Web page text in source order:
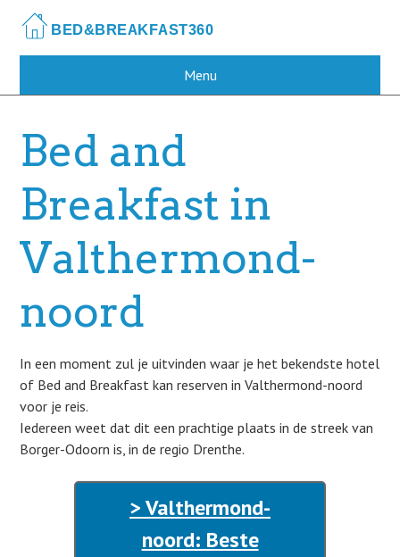
main
Menu
Bed and
Breakfast in
Valthermond-
noord
In een moment zul je uitvinden waar je het bekendste hotel
of Bed and Breakfast kan reserven in Valthermond-noord
voor je reis.
Iedereen weet dat dit een prachtige plaats in de streek van
Borger-Odoorn is, in de regio Drenthe.
> Valthermond-
noord: Beste